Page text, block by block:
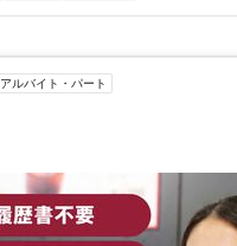
アルバイト・パート